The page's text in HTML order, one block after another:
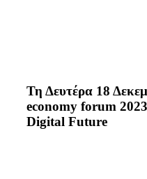
Τη Δευτέρα 18
economy forum
Digital Future